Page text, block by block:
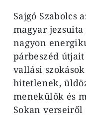
Sajgó Szabolcs
magyar jezsuita
nagyon
párbeszéd
vallási
hitetlenek,
menekülők és
Sokan